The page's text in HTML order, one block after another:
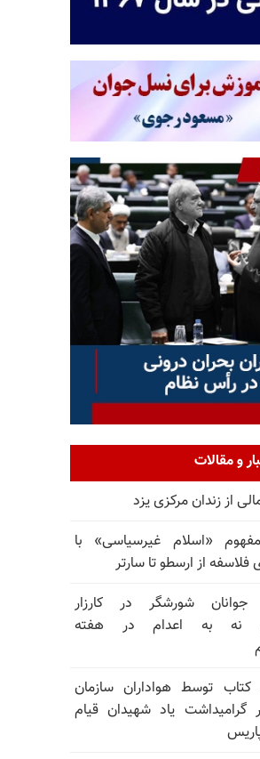
و مقالات
از زندان مرکزی یزد
«اسلام غیرسیاسی» با
فلاسفه از ارسطو تا سارتر
جوانان شورشگر در کارزار
نه به اعدام در هفته
کتاب توسط هواداران سازمان
گرامیداشت یاد شهیدان قیام